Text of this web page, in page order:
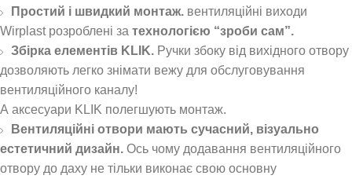
Простий і швидкий монтаж. вентиляційні виходи
Wirplast розроблені за технологією “зроби сам”.
Збірка елементів KLIK. Ручки збоку від вихідного отвору
дозволяють легко знімати вежу для обслуговування
вентиляційного каналу!
А аксесуари KLIK полегшують монтаж.
Вентиляційні отвори мають сучасний, візуально
естетичний дизайн. Ось чому додавання вентиляційного
отвору до даху не тільки виконає свою основну